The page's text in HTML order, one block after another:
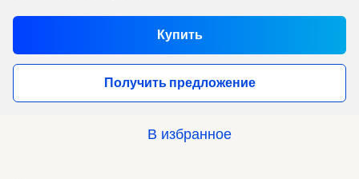
Купить
Получить предложение
В избранное